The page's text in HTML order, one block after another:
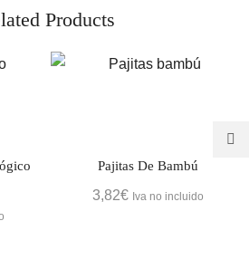
Products
Pajitas De Bambú
3,82€ Iva no incluido